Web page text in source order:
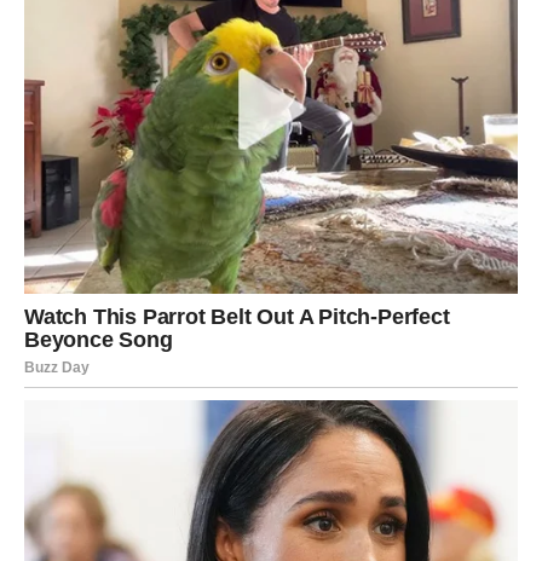
Budite otvoreni za iznenađenja.
Ljubav dolazi spontano
Pred vama su lijepi trenuci.
JARAC
Neko želi da vam pokaže koliko mu značite.
Danas biste mogli osjetiti više pažnje i topline nego
Ljubavna poruka
Ne skrivajte emocije.